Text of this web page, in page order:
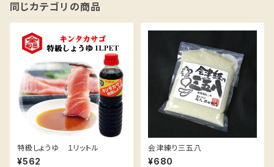
同じカテゴリの商品
特級しょうゆ １リットル
¥562
会津練り三五八
¥680